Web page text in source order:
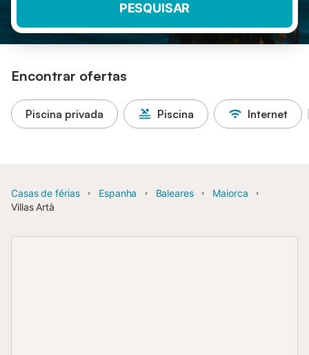
PESQUISAR
Encontrar ofertas
Piscina privada Piscina Internet
Casas de férias Espanha Baleares
Maiorca
Villas Artà